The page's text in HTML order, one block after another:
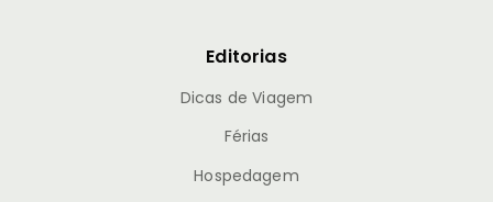
Editorias
Dicas de Viagem
Férias
Hospedagem